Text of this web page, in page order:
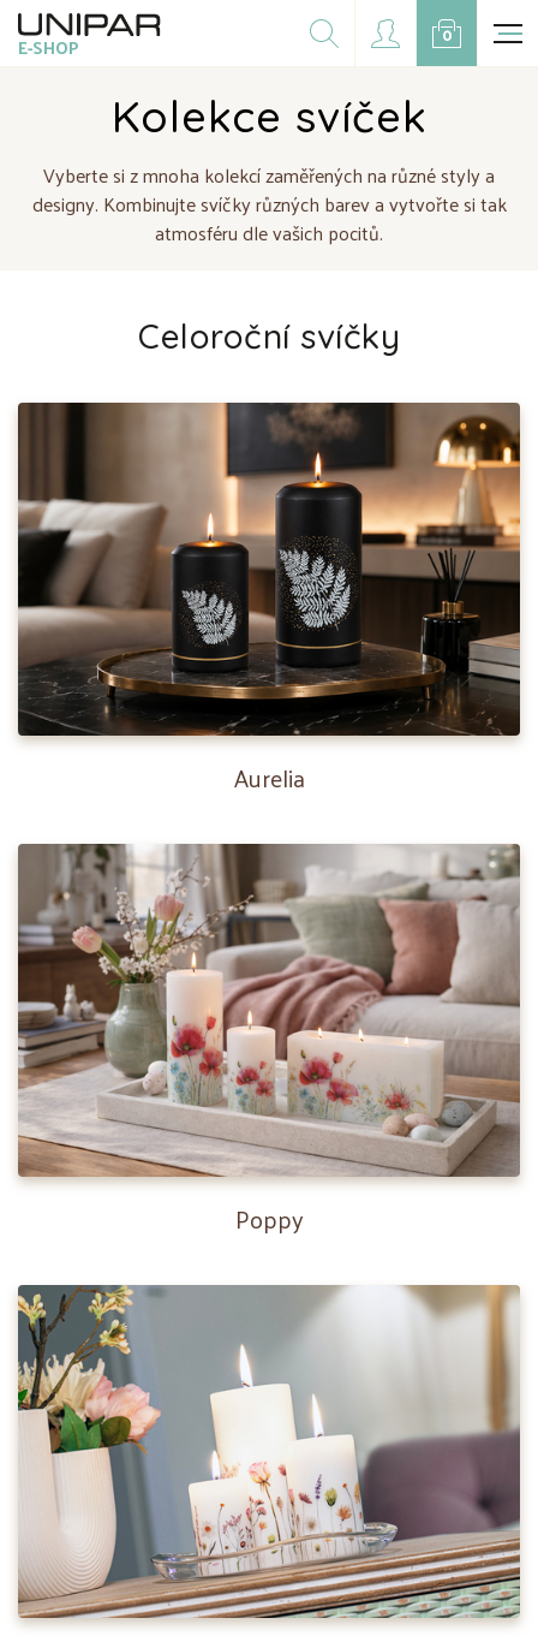
E-SHOP
Dárkové balíčky
Na přání
CZK EUR
0
Kolekce svíček
Vyberte si z mnoha kolekcí zaměřených na různé styly a
designy. Kombinujte svíčky různých barev a vytvořte si tak
atmosféru dle vašich pocitů.
Celoroční svíčky
Aurelia
Poppy